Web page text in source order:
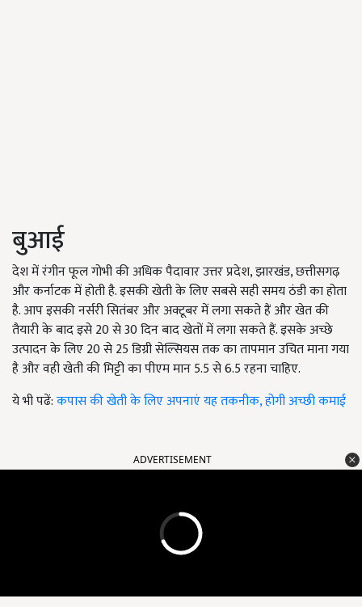
बुआई
देश में रंगीन फूल गोभी की अधिक पैदावार उत्तर प्रदेश,झारखंड,छत्तीसगढ़
और कर्नाटक में होती है. इसकी खेती के लिए सबसे सही समय ठंडी का होता
है. आप इसकी नर्सरी सितंबर और अक्टूबर में लगा सकते हैं और खेत की
तैयारी के बाद इसे20से30दिन बाद खेतों में लगा सकते हैं. इसके अच्छे
उत्पादन के लिए20से25डिग्री सेल्सियस तक का तापमान उचित माना गया
है और वही खेती की मिट्टी का पीएम मान5.5से6.5रहना चाहिए.
ये भी पढें:कपास की खेती के लिए अपनाएं यह तकनीक, होगी अच्छी कमाई
ADVERTISEMENT